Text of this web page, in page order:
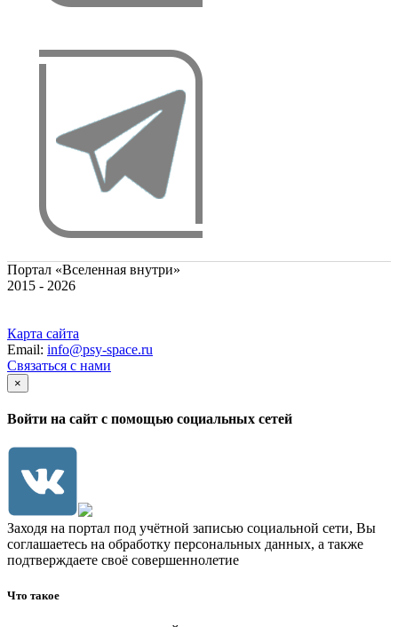
Портал «Вселенная внутри»
2015 - 2026
Карта сайта
Email: info@psy-space.ru
Связаться с нами
×
Войти на сайт с помощью социальных сетей
Заходя на портал под учётной записью социальной сети, Вы
соглашаетесь на обработку персональных данных, а также
подтверждаете своё совершеннолетие
Что такое